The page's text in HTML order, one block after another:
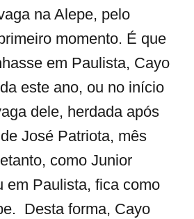
na Alepe, pelo
momento. É que
em Paulista, Cayo
este ano, ou no início
dele, herdada após
José Patriota, mês
como Junior
em Paulista, fica como
Desta forma, Cayo